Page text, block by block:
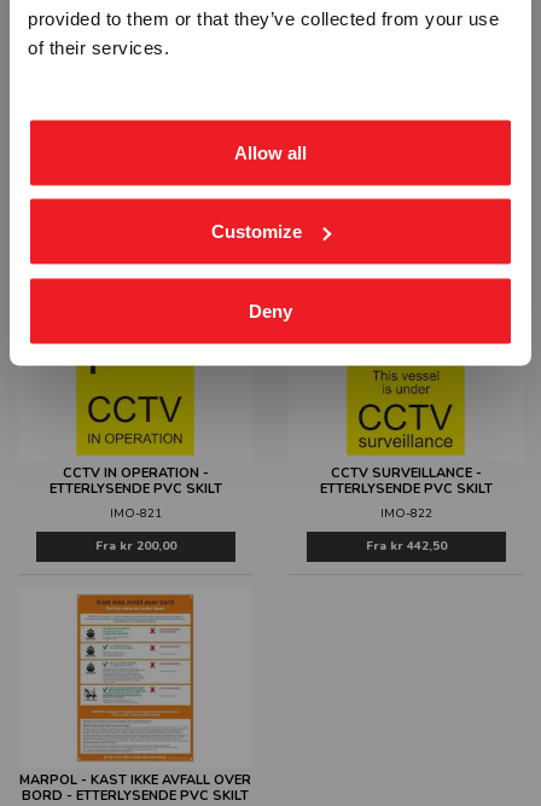
provided to them or that they’ve collected from your use
of their services.
Allow all
Customize
Deny
ETTERLYSENDE PVC SKILT
ETTERLYSENDE PVC SKILT
CCTV IN OPERATION -
ETTERLYSENDE PVC SKILT
IMO-821
Fra kr 200,00
CCTV SURVEILLANCE -
ETTERLYSENDE PVC SKILT
IMO-822
Fra kr 442,50
MARPOL - KAST IKKE AVFALL OVER
BORD - ETTERLYSENDE PVC SKILT
BEDRIFT PRIVAT